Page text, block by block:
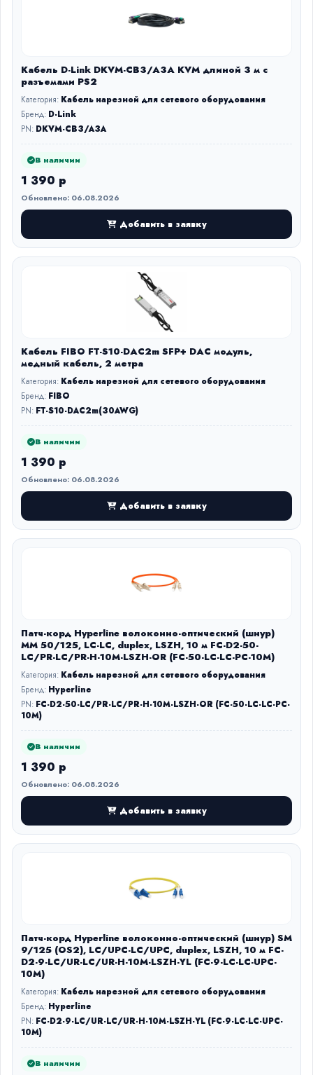
Кабель D-Link DKVM-CB3/A3A KVM длиной 3 м с
разъемами PS2
Категория: Кабель нарезной для сетевого оборудования
Бренд: D-Link
PN: DKVM-CB3/A3A
В наличии
1 390 р
Обновлено: 06.08.2026
Добавить в заявку
Кабель FIBO FT-S10-DAC2m SFP+ DAC модуль,
медный кабель, 2 метра
Категория: Кабель нарезной для сетевого оборудования
Бренд: FIBO
PN: FT-S10-DAC2m(30AWG)
В наличии
1 390 р
Обновлено: 06.08.2026
Добавить в заявку
Патч-корд Hyperline волоконно-оптический (шнур)
MM 50/125, LC-LC, duplex, LSZH, 10 м FC-D2-50-
LC/PR-LC/PR-H-10M-LSZH-OR (FC-50-LC-LC-PC-10M)
Категория: Кабель нарезной для сетевого оборудования
Бренд: Hyperline
PN: FC-D2-50-LC/PR-LC/PR-H-10M-LSZH-OR (FC-50-LC-LC-PC-
10M)
В наличии
1 390 р
Обновлено: 06.08.2026
Добавить в заявку
Патч-корд Hyperline волоконно-оптический (шнур) SM
9/125 (OS2), LC/UPC-LC/UPC, duplex, LSZH, 10 м FC-
D2-9-LC/UR-LC/UR-H-10M-LSZH-YL (FC-9-LC-LC-UPC-
10M)
Категория: Кабель нарезной для сетевого оборудования
Бренд: Hyperline
PN: FC-D2-9-LC/UR-LC/UR-H-10M-LSZH-YL (FC-9-LC-LC-UPC-
10M)
В наличии